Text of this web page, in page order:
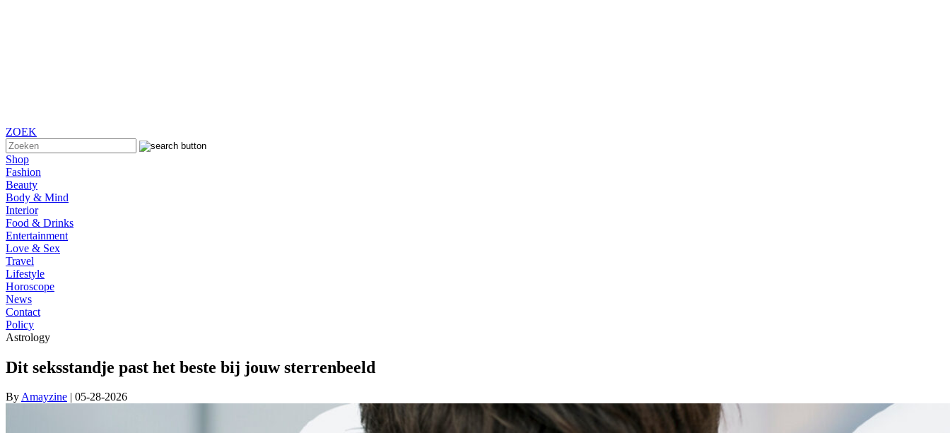
ZOEK
Shop
Fashion
Beauty
Body & Mind
Interior
Food & Drinks
Entertainment
Love & Sex
Travel
Lifestyle
Horoscope
News
Contact
Policy
Astrology
Dit seksstandje past het beste bij jouw sterrenbeeld
ByAmayzine | 05-28-2026